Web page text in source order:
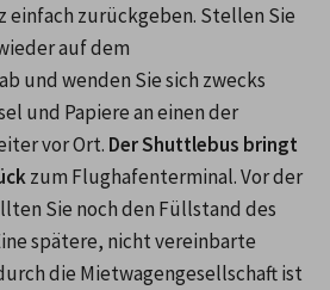
einfach zurückgeben. Stellen Sie
auf dem
und wenden Sie sich zwecks
und Papiere an einen der
vor Ort. Der Shuttlebus bringt
zum Flughafenterminal. Vor der
Sie noch den Füllstand des
spätere, nicht vereinbarte
die Mietwagengesellschaft ist